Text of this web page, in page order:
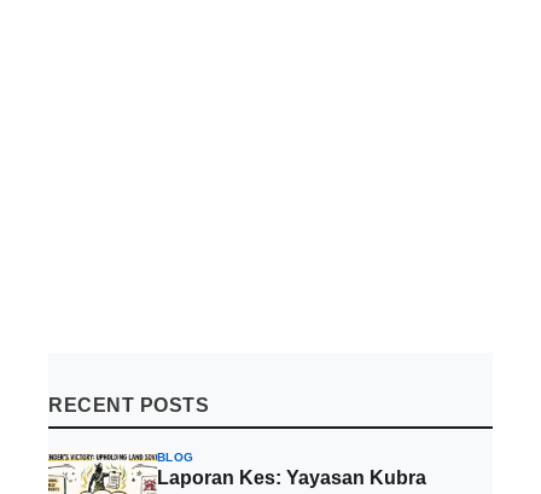
RECENT POSTS
BLOG
Laporan Kes: Yayasan Kubra